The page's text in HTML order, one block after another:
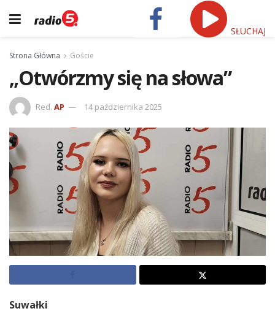
SŁUCHAJ
Strona Główna Goście
„Otwórzmy się na słowa”
Red. AP 14 października 2025
Suwałki